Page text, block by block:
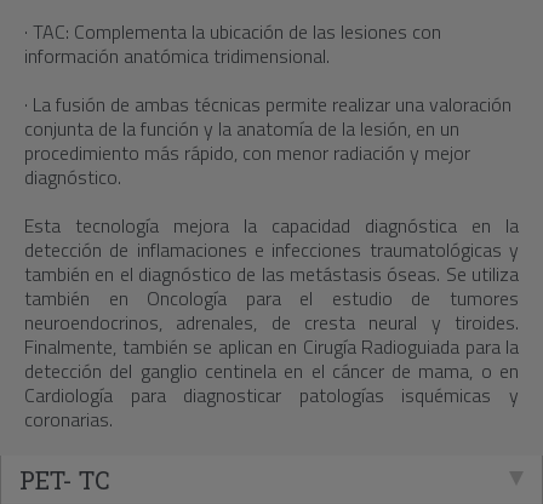
· TAC: Complementa la ubicación de las lesiones con
información anatómica tridimensional.
· La fusión de ambas técnicas permite realizar una valoración
conjunta de la función y la anatomía de la lesión, en un
procedimiento más rápido, con menor radiación y mejor
diagnóstico.
Esta tecnología mejora la capacidad diagnóstica en la
detección de inflamaciones e infecciones traumatológicas y
también en el diagnóstico de las metástasis óseas. Se utiliza
también en Oncología para el estudio de tumores
neuroendocrinos, adrenales, de cresta neural y tiroides.
Finalmente, también se aplican en Cirugía Radioguiada para la
detección del ganglio centinela en el cáncer de mama, o en
Cardiología para diagnosticar patologías isquémicas y
coronarias.
PET- TC